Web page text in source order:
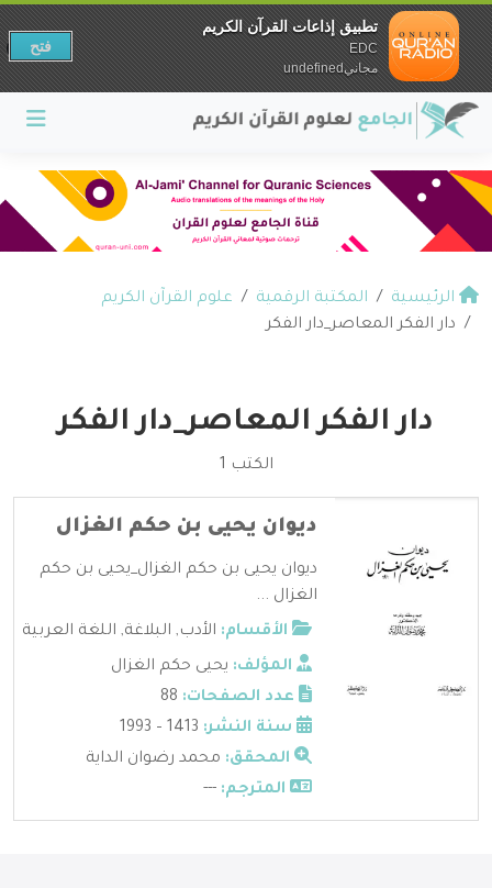
الرئيسية المكتبة الرقمية
علوم القرآن الكريم
دار الفكر المعاصر_دار الفكر
دار الفكر المعاصر_دار الفكر
الكتب 1
ديوان يحيى بن حكم الغزال
ديوان يحيى بن حكم الغزال_يحيى بن حكم
الغزال ...
الأقسام: الأدب, البلاغة, اللغة العربية
المؤلف: يحيى حكم الغزال
عدد الصفحات:
سنة النشر:
المحقق: محمد رضوان الداية
المترجم: ---
تطبيق إذاعات القرآن الكريم
EDC
مجانيundefined
فتح